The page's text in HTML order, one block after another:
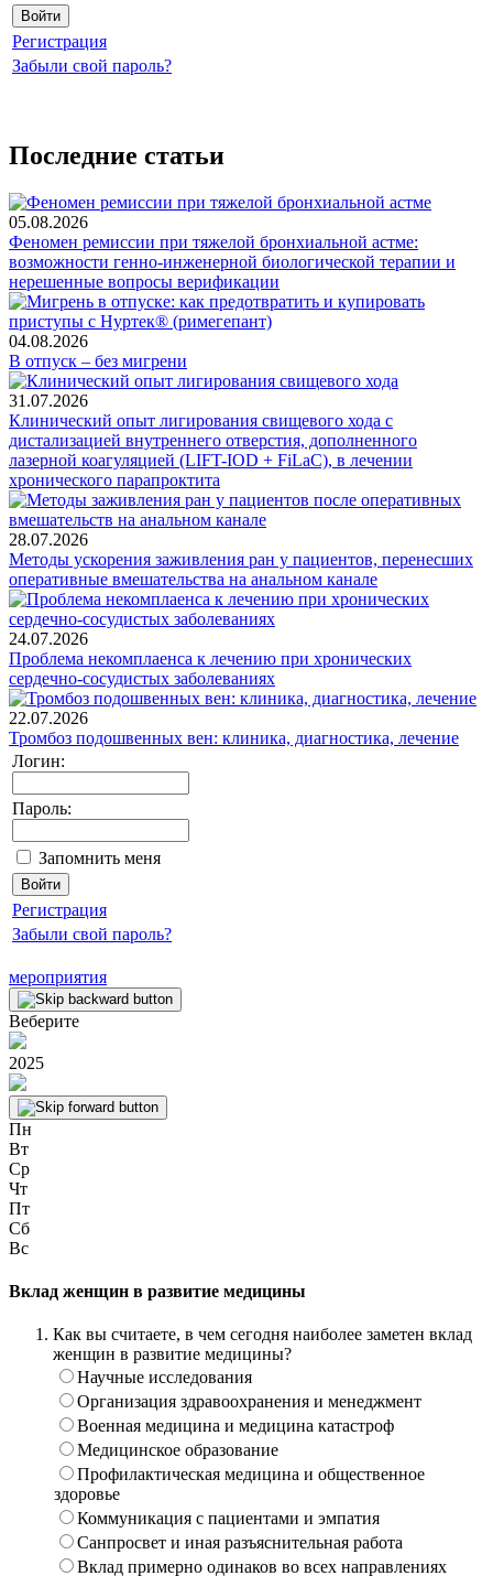
Регистрация
Забыли свой пароль?
Последние статьи
05.08.2026
Феномен ремиссии при тяжелой бронхиальной астме:
возможности генно-инженерной биологической терапии и
нерешенные вопросы верификации
04.08.2026
В отпуск – без мигрени
31.07.2026
Клинический опыт лигирования свищевого хода с
дистализацией внутреннего отверстия, дополненного
лазерной коагуляцией (LIFT-IOD + FiLaC), в лечении
хронического парапроктита
28.07.2026
Методы ускорения заживления ран у пациентов, перенесших
оперативные вмешательства на анальном канале
24.07.2026
Проблема некомплаенса к лечению при хронических
сердечно-сосудистых заболеваниях
22.07.2026
Тромбоз подошвенных вен: клиника, диагностика, лечение
Логин:
Пароль:
Запомнить меня
Регистрация
Забыли свой пароль?
мероприятия
Веберите
2025
Пн
Вт
Ср
Чт
Пт
Сб
Вс
Вклад женщин в развитие медицины
Как вы считаете, в чем сегодня наиболее заметен вклад
женщин в развитие медицины?
Научные исследования
Организация здравоохранения и менеджмент
Военная медицина и медицина катастроф
Медицинское образование
Профилактическая медицина и общественное
здоровье
Коммуникация с пациентами и эмпатия
Санпросвет и иная разъяснительная работа
Вклад примерно одинаков во всех направлениях